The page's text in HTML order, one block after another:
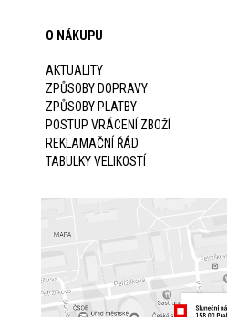
O NÁKUPU
AKTUALITY
ZPŮSOBY DOPRAVY
ZPŮSOBY PLATBY
POSTUP VRÁCENÍ ZBOŽÍ
REKLAMAČNÍ ŘÁD
TABULKY VELIKOSTÍ